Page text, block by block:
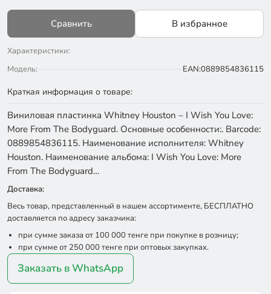
Сравнить В избранное
Характеристики:
Модель:
EAN:0889854836115
Краткая информация о товаре:
Виниловая пластинка Whitney Houston – I Wish You Love:
More From The Bodyguard. Основные особенности:. Barcode:
0889854836115. Наименование исполнителя: Whitney
Houston. Наименование альбома: I Wish You Love: More
From The Bodyguard…
Доставка:
Весь товар, представленный в нашем ассортименте, БЕСПЛАТНО
доставляется по адресу заказчика:
при сумме заказа от 100 000 тенге при покупке в розницу;
при сумме от 250 000 тенге при оптовых закупках.
Заказать в WhatsApp